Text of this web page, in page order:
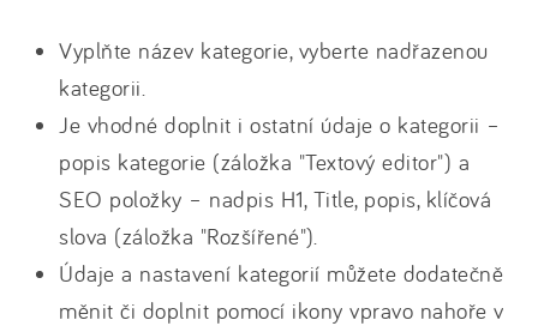
Vyplňte název kategorie, vyberte nadřazenou
kategorii.
Je vhodné doplnit i ostatní údaje o kategorii –
popis kategorie (záložka "Textový editor") a
SEO položky – nadpis H1, Title, popis, klíčová
slova (záložka "Rozšířené").
Údaje a nastavení kategorií můžete dodatečně
měnit či doplnit pomocí ikony vpravo nahoře v